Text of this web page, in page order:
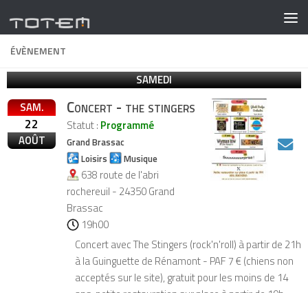
ÉVÈNEMENT
SAMEDI
SAM.
22
AOÛT
Concert - the stingers
Statut : Programmé
Grand Brassac
Loisirs
Musique
638 route de l'abri
rochereuil - 24350 Grand
Brassac
19h00
Concert avec The Stingers (rock'n'roll) à partir de 21h
à la Guinguette de Rénamont - PAF 7 € (chiens non
acceptés sur le site), gratuit pour les moins de 14